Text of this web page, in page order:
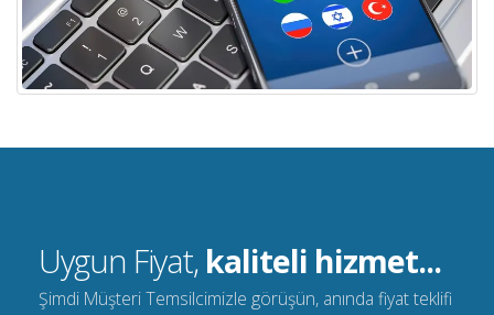
Uygun Fiyat, kaliteli hizmet...
Şimdi Müşteri Temsilcimizle görüşün, anında fiyat teklifi